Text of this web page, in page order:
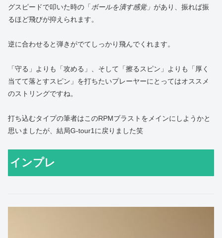
グスピードで叩いた時の「ボールを潰す感覚」 があり、振れば振
るほど飛びが抑えられます。
逆に合わせると弾きがでてしっかり飛んでくれます。
「守る」よりも「攻める」、そして「擦るスピン」よりも「厚く
当てて落とすスピン」を打ちたいプレーヤーにとってはオススメ
のストリングですね。
打ち込むタイプの筆者はこのRPMブラストをメインにしようかと
思いましたが、結局G-tour1に戻りました笑
インプレ